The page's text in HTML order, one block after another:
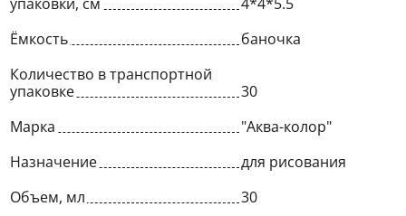
Ёмкость
баночка
Количество в транспортной
упаковке
30
Марка
"Аква-колор"
Назначение
для рисования
Объем, мл
30